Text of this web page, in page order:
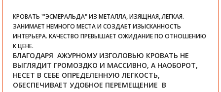
КРОВАТЬ "'ЭСМЕРАЛЬДА" ИЗ МЕТАЛЛА, ИЗЯЩНАЯ, ЛЕГКАЯ.
ЗАНИМАЕТ НЕМНОГО МЕСТА И СОЗДАЕТ ИЗЫСКАННОСТЬ
ИНТЕРЬЕРА. КАЧЕСТВО ПРЕВЫШАЕТ ОЖИДАНИЕ ПО ОТНОШЕНИЮ
К ЦЕНЕ.
БЛАГОДАРЯ АЖУРНОМУ ИЗГОЛОВЬЮ КРОВАТЬ НЕ
ВЫГЛЯДИТ ГРОМОЗДКО И МАССИВНО, А НАОБОРОТ,
НЕСЕТ В СЕБЕ ОПРЕДЕЛЕННУЮ ЛЕГКОСТЬ,
ОБЕСПЕЧИВАЕТ УДОБНОЕ ПЕРЕМЕЩЕНИЕ В